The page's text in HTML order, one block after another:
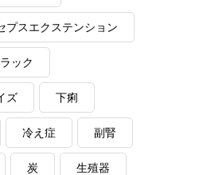
プスエクステンション
ラック
ズ 下痢
冷え症 副腎
炭 生殖器